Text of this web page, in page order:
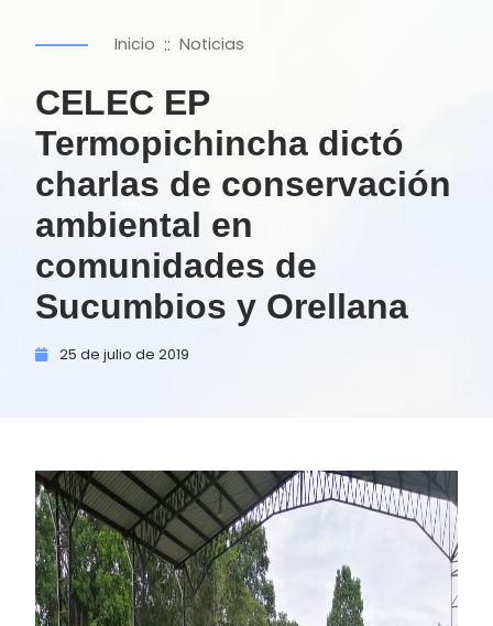
Inicio :: Noticias
CELEC EP
Termopichincha dictó
charlas de conservación
ambiental en
comunidades de
Sucumbios y Orellana
25 de julio de 2019